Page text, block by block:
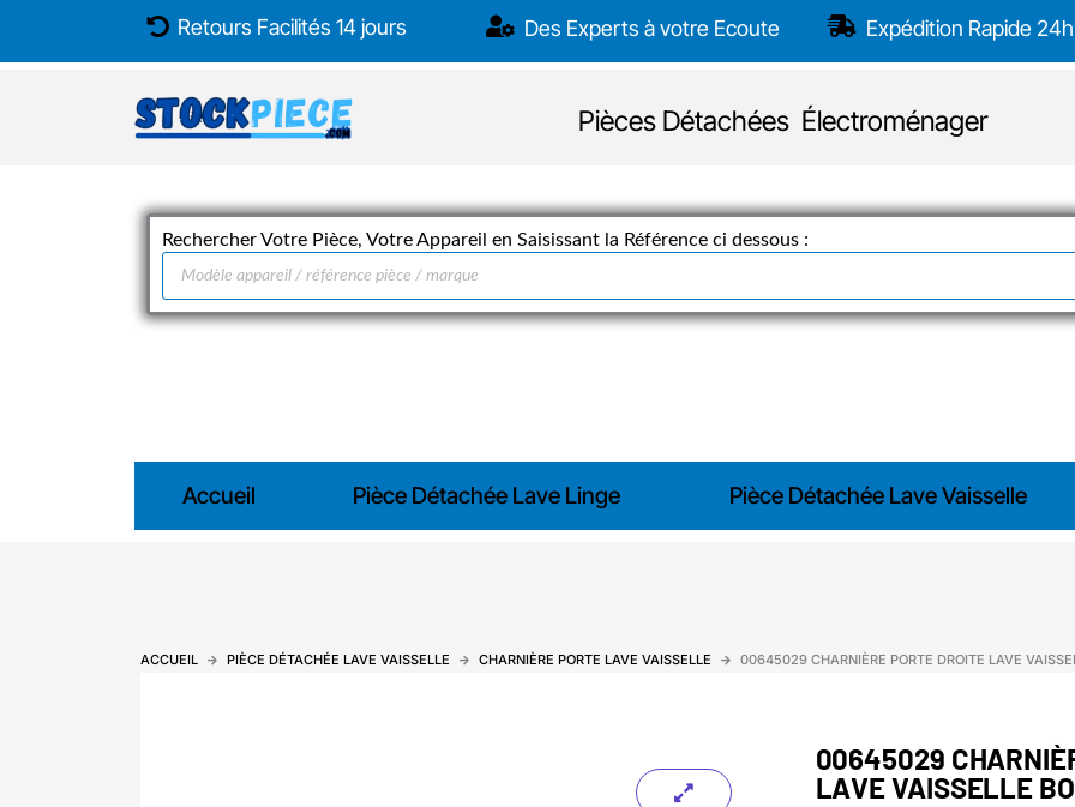
Retours Facilités 14 jours Des Experts à votre Ecoute Expédition Rapide 24h
Pièces Détachées Électroménager
Rechercher Votre Pièce, Votre Appareil en Saisissant la Référence ci dessous :
Recherche
produits
Accueil Pièce Détachée Lave Linge Pièce Détachée Lave Vaisselle
ACCUEIL PIÈCE DÉTACHÉE LAVE VAISSELLE CHARNIÈRE PORTE LAVE VAISSELLE 00645029 CHARNIÈRE PORTE DROITE LAVE
00645029
LAVE VAISSELLE